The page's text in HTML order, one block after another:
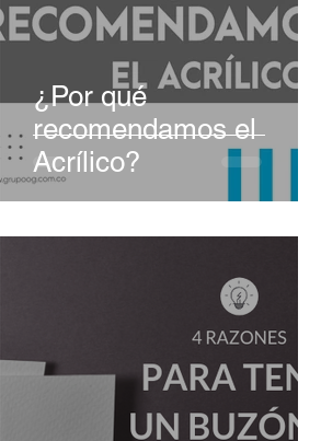
¿Por qué
recomendamos el
Acrílico?